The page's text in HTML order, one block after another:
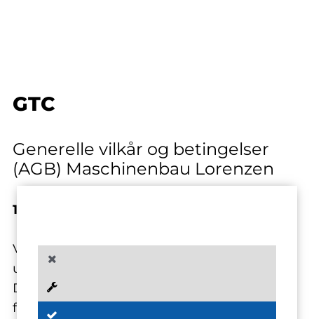
GTC
Generelle vilkår og betingelser
(AGB) Maschinenbau Lorenzen
1 Vilkårenes og betingelsenes gyldighet
Våre leveranser, tjenester og tilbud skjer
utelukkende på grunnlag av disse vilkårene.
Disse gjelder også for alle fremtidige
forretningsforbindelser, selv om de ikke er